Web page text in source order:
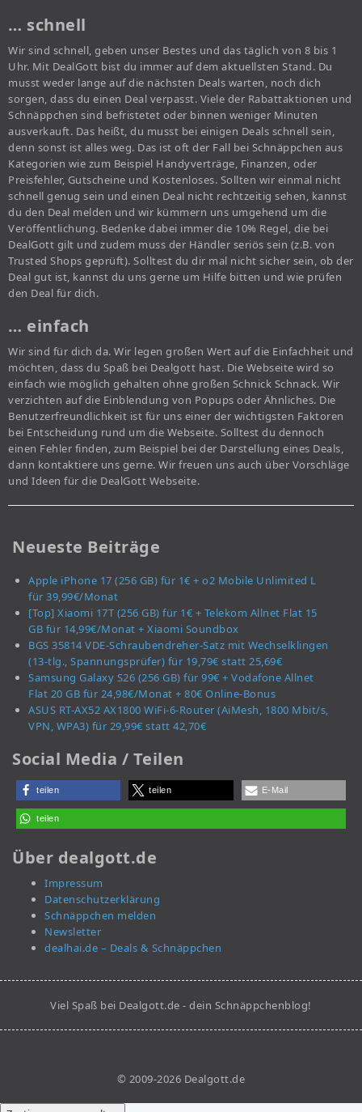
… schnell
Wir sind schnell, geben unser Bestes und das täglich von 8 bis 1
Uhr. Mit DealGott bist du immer auf dem aktuellsten Stand. Du
musst weder lange auf die nächsten Deals warten, noch dich
sorgen, dass du einen Deal verpasst. Viele der Rabattaktionen und
Schnäppchen sind befristetet oder binnen weniger Minuten
ausverkauft. Das heißt, du musst bei einigen Deals schnell sein,
denn sonst ist alles weg. Das ist oft der Fall bei Schnäppchen aus
Kategorien wie zum Beispiel Handyverträge, Finanzen, oder
Preisfehler, Gutscheine und Kostenloses. Sollten wir einmal nicht
schnell genug sein und einen Deal nicht rechtzeitig sehen, kannst
du den Deal melden und wir kümmern uns umgehend um die
Veröffentlichung. Bedenke dabei immer die 10% Regel, die bei
DealGott gilt und zudem muss der Händler seriös sein (z.B. von
Trusted Shops geprüft). Solltest du dir mal nicht sicher sein, ob der
Deal gut ist, kannst du uns gerne um Hilfe bitten und wie prüfen
den Deal für dich.
… einfach
Wir sind für dich da. Wir legen großen Wert auf die Einfachheit und
möchten, dass du Spaß bei Dealgott hast. Die Webseite wird so
einfach wie möglich gehalten ohne großen Schnick Schnack. Wir
verzichten auf die Einblendung von Popups oder Ähnliches. Die
Benutzerfreundlichkeit ist für uns einer der wichtigsten Faktoren
bei Entscheidung rund um die Webseite. Solltest du dennoch
einen Fehler finden, zum Beispiel bei der Darstellung eines Deals,
dann kontaktiere uns gerne. Wir freuen uns auch über Vorschläge
und Ideen für die DealGott Webseite.
Neueste Beiträge
Apple iPhone 17 (256 GB) für 1€ + o2 Mobile Unlimited L
für 39,99€/Monat
[Top] Xiaomi 17T (256 GB) für 1€ + Telekom Allnet Flat 15
GB für 14,99€/Monat + Xiaomi Soundbox
BGS 35814 VDE-Schraubendreher-Satz mit Wechselklingen
(13-tlg., Spannungsprüfer) für 19,79€ statt 25,69€
Samsung Galaxy S26 (256 GB) für 99€ + Vodafone Allnet
Flat 20 GB für 24,98€/Monat + 80€ Online-Bonus
ASUS RT-AX52 AX1800 WiFi-6-Router (AiMesh, 1800 Mbit/s,
VPN, WPA3) für 29,99€ statt 42,70€
Social Media / Teilen
teilen teilen E-Mail
teilen
Über dealgott.de
Impressum
Datenschutzerklärung
Schnäppchen melden
Newsletter
dealhai.de – Deals & Schnäppchen
Viel Spaß bei Dealgott.de - dein Schnäppchenblog!
© 2009-2026 Dealgott.de